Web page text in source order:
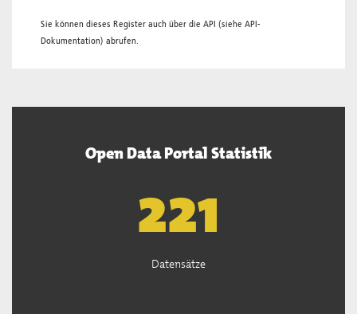
Sie können dieses Register auch über die API (siehe API-
Dokumentation) abrufen.
Open Data Portal Statistik
222
Datensätze